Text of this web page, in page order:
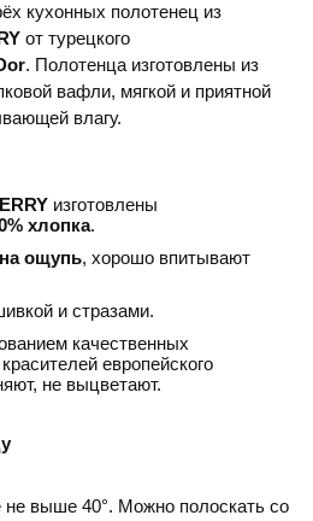
кухонных полотенец из
от турецкого
. Полотенца изготовлены из
вафли, мягкой и приятной
влагу.
изготовлены
хлопка.
ощупь, хорошо впитывают
и стразами.
качественных
европейского
не выцветают.
не выше 40°. Можно полоскать со